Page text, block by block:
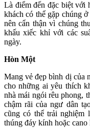
Là điểm đến đặc biệt với
khách có thể gặp chúng
nên cẩn thận vì chúng
khấu xiếc khỉ với các
ngày.
Hòn Một
Mang vẻ đẹp bình dị của
cho những ai yêu thích
nhà mái ngói rêu phong,
chậm rãi của ngư dân
cũng có thể trải nghiệm
thúng đáy kính hoặc cano